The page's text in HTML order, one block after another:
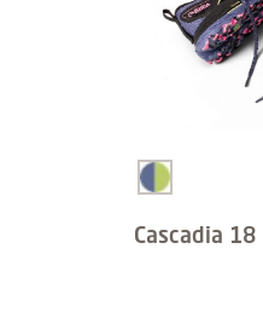
Cascadia 18